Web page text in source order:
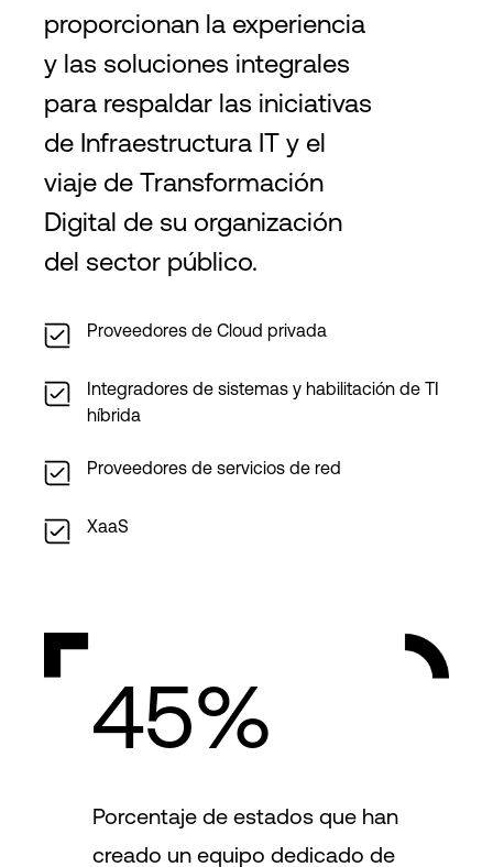
proporcionan la experiencia
y las soluciones integrales
para respaldar las iniciativas
de Infraestructura IT y el
viaje de Transformación
Digital de su organización
del sector público.
Proveedores de Cloud privada
Integradores de sistemas y habilitación de TI
híbrida
Proveedores de servicios de red
XaaS
45%
Porcentaje de estados que han
creado un equipo dedicado de